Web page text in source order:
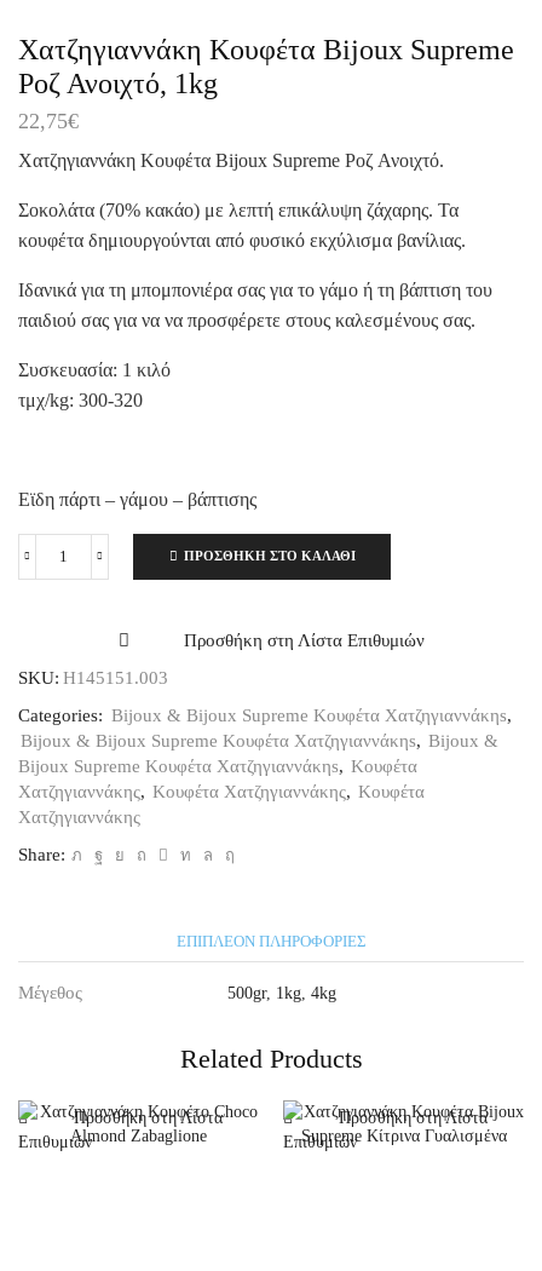
Χατζηγιαννάκη Κουφέτα Bijoux Supreme
Ροζ Ανοιχτό, 1kg
22,75€
Χατζηγιαννάκη Κουφέτα Bijoux Supreme Ροζ Ανοιχτό.
Σοκολάτα (70% κακάο) με λεπτή επικάλυψη ζάχαρης. Τα
κουφέτα δημιουργούνται από φυσικό εκχύλισμα βανίλιας.
Ιδανικά για τη μπομπονιέρα σας για το γάμο ή τη βάπτιση του
παιδιού σας για να να προσφέρετε στους καλεσμένους σας.
Συσκευασία: 1 κιλό
τμχ/kg: 300-320
Εϊδη πάρτι – γάμου – βάπτισης
Χατζηγιαννάκη
Supreme
Ανοιχτό,
1kg
ποσότητα
ΠΡΟΣΘΉΚΗ ΣΤΟ ΚΑΛΆΘΙ
Προσθήκη στη Λίστα Επιθυμιών
SKU: Η145151.003
Categories: Bijoux & Bijoux Supreme Κουφέτα Χατζηγιαννάκηs,
Bijoux & Bijoux Supreme Κουφέτα Χατζηγιαννάκηs, Bijoux &
Bijoux Supreme Κουφέτα Χατζηγιαννάκηs, Κουφέτα
Χατζηγιαννάκης, Κουφέτα Χατζηγιαννάκης, Κουφέτα
Χατζηγιαννάκης
Share:
ΕΠΙΠΛΈΟΝ ΠΛΗΡΟΦΟΡΊΕΣ
Μέγεθος 500gr, 1kg, 4kg
Related Products
Προσθήκη στη Λίστα
Επιθυμιών
Προσθήκη στη Λίστα
Επιθυμιών